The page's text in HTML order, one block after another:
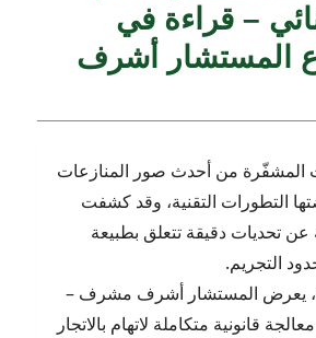
– قراءة في
المستشار أشرف
المشفّرة من أحدث صور المنازعات
التطورات التقنية، وقد كشفت
عن تحديات دقيقة تتعلق بطبيعة
التجريم.
يعرض المستشار أشرف مشرف –
قانونية متكاملة لاتهام بالاتجار